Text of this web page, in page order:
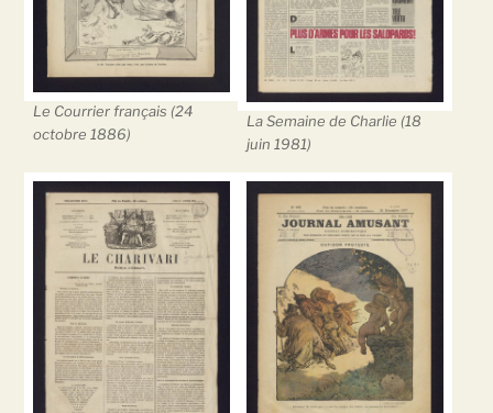
Le Courrier français (24
octobre 1886)
La Semaine de Charlie (18
juin 1981)